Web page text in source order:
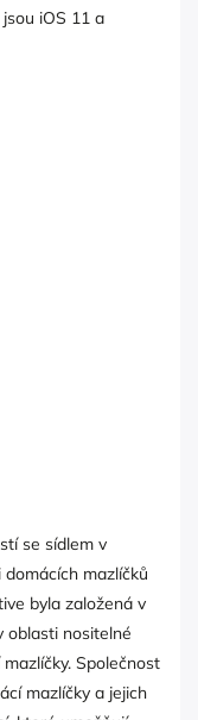
iOS 11 a
se sídlem v
mazlíčků
byla založená v
oblasti nositelné
Společnost
mazlíčky a jejich